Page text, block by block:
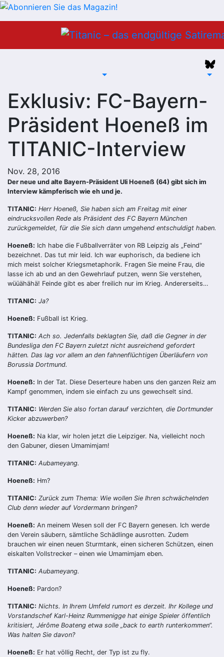
Exklusiv: FC-Bayern-
Präsident Hoeneß im
TITANIC-Interview
Nov. 28, 2016
Der neue und alte Bayern-Präsident Uli Hoeneß (64) gibt sich im
Interview kämpferisch wie eh und je.
TITANIC: Herr Hoeneß, Sie haben sich am Freitag mit einer
eindrucksvollen Rede als Präsident des FC Bayern München
zurückgemeldet, für die Sie sich dann umgehend entschuldigt haben.
Hoeneß: Ich habe die Fußballverräter von RB Leipzig als „Feind“
bezeichnet. Das tut mir leid. Ich war euphorisch, da bediene ich
mich meist solcher Kriegsmetaphorik. Fragen Sie meine Frau, die
lasse ich ab und an den Gewehrlauf putzen, wenn Sie verstehen,
wüüähähä! Feinde gibt es aber freilich nur im Krieg. Andererseits…
TITANIC: Ja?
Hoeneß: Fußball ist Krieg.
TITANIC: Ach so. Jedenfalls beklagten Sie, daß die Gegner in der
Bundesliga den FC Bayern zuletzt nicht ausreichend gefordert
hätten. Das lag vor allem an den fahnenflüchtigen Überläufern von
Borussia Dortmund.
Hoeneß: In der Tat. Diese Deserteure haben uns den ganzen Reiz am
Kampf genommen, indem sie einfach zu uns gewechselt sind.
TITANIC: Werden Sie also fortan darauf verzichten, die Dortmunder
Kicker abzuwerben?
Hoeneß: Na klar, wir holen jetzt die Leipziger. Na, vielleicht noch
den Gabuner, diesen Umamimjam!
TITANIC: Aubameyang.
Hoeneß: Hm?
TITANIC: Zurück zum Thema: Wie wollen Sie Ihren schwächelnden
Club denn wieder auf Vordermann bringen?
Hoeneß: An meinem Wesen soll der FC Bayern genesen. Ich werde
den Verein säubern, sämtliche Schädlinge ausrotten. Zudem
brauchen wir einen neuen Sturmtank, einen sicheren Schützen, einen
eiskalten Vollstrecker – einen wie Umamimjam eben.
TITANIC: Aubameyang.
Hoeneß: Pardon?
TITANIC: Nichts. In Ihrem Umfeld rumort es derzeit. Ihr Kollege und
Vorstandschef Karl-Heinz Rummenigge hat einige Spieler öffentlich
kritisiert, Jérôme Boateng etwa solle „back to earth runterkommen“.
Was halten Sie davon?
Hoeneß: Er hat völlig Recht, der Typ ist zu fly.